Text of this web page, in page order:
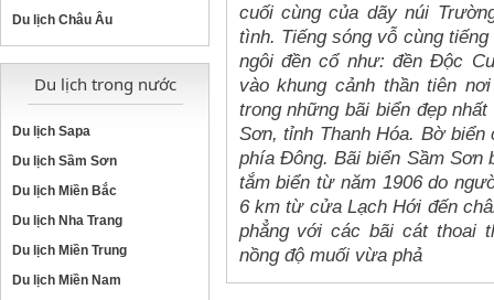
Du lịch Châu Âu
Du lịch trong nước
Du lịch Sapa
Du lịch Sầm Sơn
Du lịch Miền Bắc
Du lịch Nha Trang
Du lịch Miền Trung
Du lịch Miền Nam
cuối cùng của dãy núi
tình. Tiếng sóng vỗ cùng
ngôi đền cổ như: đền Độc
vào khung cảnh thần tiên
trong những bãi biển đẹp
Sơn, tỉnh Thanh Hóa. Bờ
phía Đông. Bãi biển Sầm
tắm biển từ năm 1906 do
6 km từ cửa Lạch Hới đến
phẳng với các bãi cát thoai
nồng độ muối vừa phả